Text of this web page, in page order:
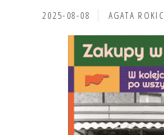
2025-08-08 AGATA